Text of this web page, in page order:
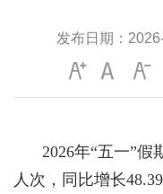
发布日期：
2026年“五一”假
人次，同比增长